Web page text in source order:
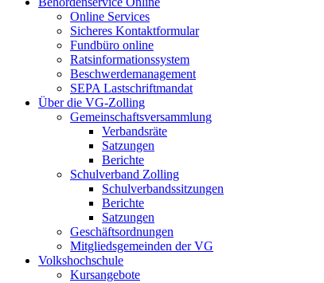
Online Services
Sicheres Kontaktformular
Fundbüro online
Ratsinformationssystem
Beschwerdemanagement
SEPA Lastschriftmandat
Über die VG-Zolling
Gemeinschaftsversammlung
Verbandsräte
Satzungen
Berichte
Schulverband Zolling
Schulverbandssitzungen
Berichte
Satzungen
Geschäftsordnungen
Mitgliedsgemeinden der VG
Volkshochschule
Kursangebote